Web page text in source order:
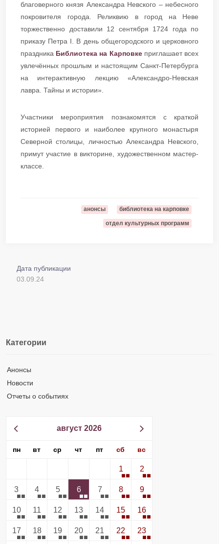
благоверного князя Александра Невского – небесного
покровителя города. Реликвию в город на Неве
торжественно доставили 12 сентября 1724 года по
приказу Петра I. В день общегородского и церковного
праздника Библиотека на Карповкеприглашает всех
увлечённых прошлым и настоящим Санкт-Петербурга
на интерактивную лекцию «Александро-Невская
лавра. Тайны и истории».
Участники мероприятия познакомятся с краткой
историей первого и наиболее крупного монастыря
Северной столицы, личностью Александра Невского,
примут участие в викторине, художественном мастер-
классе.
анонсы библиотека на карповке
отдел культурных программ
Дата публикации
03.09.24
Категории
Анонсы
Новости
Отчеты о событиях
август 2026
пн вт ср чт пт сб вс
1 2
3 4 5 6 7 8 9
10 11 12 13 14 15 16
17 18 19 20 21 22 23